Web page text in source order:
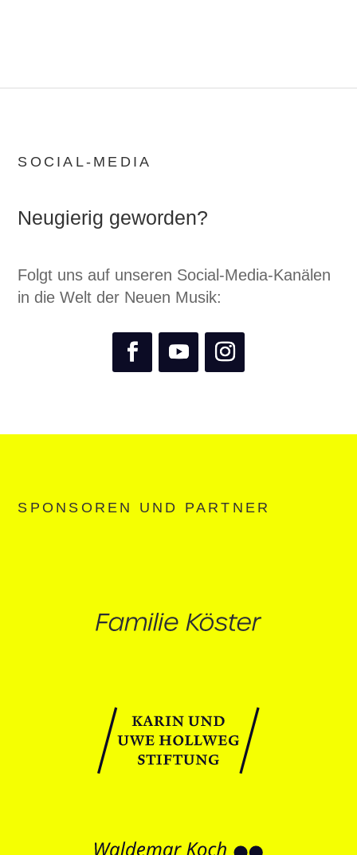
SOCIAL-MEDIA
Neugierig geworden?
Folgt uns auf unseren Social-Media-Kanälen
in die Welt der Neuen Musik:
SPONSOREN UND PARTNER